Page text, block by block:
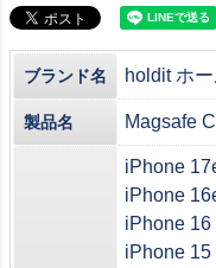
ブランド名 holdit ホ
製品名 Magsafe
iPhone
iPhone
iPhone 16
iPhone 15